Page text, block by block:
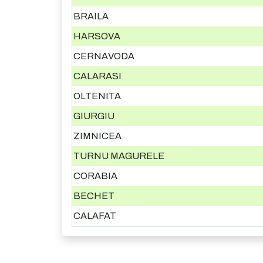
BRAILA
HARSOVA
CERNAVODA
CALARASI
OLTENITA
GIURGIU
ZIMNICEA
TURNU MAGURELE
CORABIA
BECHET
CALAFAT